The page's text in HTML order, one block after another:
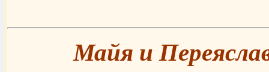
Майя и